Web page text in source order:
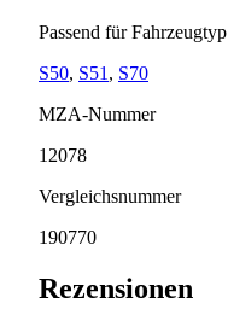
Passend für Fahrzeugtyp
S50, S51 , S70
MZA-Nummer
12078
Vergleichsnummer
190770
Rezensionen